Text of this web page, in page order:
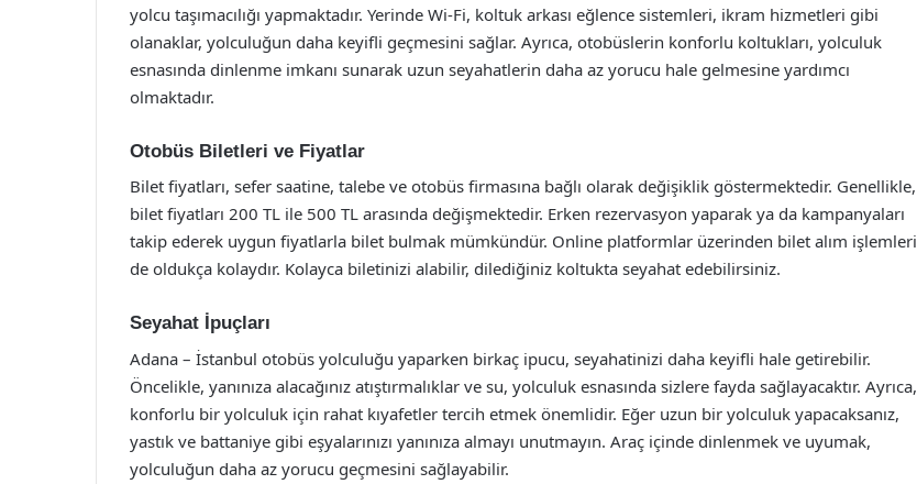
yolcu taşımacılığı yapmaktadır. Yerinde Wi-Fi, koltuk arkası eğlence sistemleri, ikram hizmetleri gibi
olanaklar, yolculuğun daha keyifli geçmesini sağlar. Ayrıca, otobüslerin konforlu koltukları, yolculuk
esnasında dinlenme imkanı sunarak uzun seyahatlerin daha az yorucu hale gelmesine yardımcı
olmaktadır.
Otobüs Biletleri ve Fiyatlar
Bilet fiyatları, sefer saatine, talebe ve otobüs firmasına bağlı olarak değişiklik göstermektedir. Genellikle,
bilet fiyatları 200 TL ile 500 TL arasında değişmektedir. Erken rezervasyon yaparak ya da kampanyaları
takip ederek uygun fiyatlarla bilet bulmak mümkündür. Online platformlar üzerinden bilet alım işlemleri
de oldukça kolaydır. Kolayca biletinizi alabilir, dilediğiniz koltukta seyahat edebilirsiniz.
Seyahat İpuçları
Adana – İstanbul otobüs yolculuğu yaparken birkaç ipucu, seyahatinizi daha keyifli hale getirebilir.
Öncelikle, yanınıza alacağınız atıştırmalıklar ve su, yolculuk esnasında sizlere fayda sağlayacaktır. Ayrıca,
konforlu bir yolculuk için rahat kıyafetler tercih etmek önemlidir. Eğer uzun bir yolculuk yapacaksanız,
yastık ve battaniye gibi eşyalarınızı yanınıza almayı unutmayın. Araç içinde dinlenmek ve uyumak,
yolculuğun daha az yorucu geçmesini sağlayabilir.